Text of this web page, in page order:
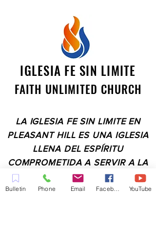
IGLESIA FE SIN LIMITE
FAITH UNLIMITED CHURCH
LA IGLESIA FE SIN LIMITE EN
PLEASANT HILL ES UNA IGLESIA
LLENA DEL ESPÍRITU
COMPROMETIDA A SERVIR A LA
COMUNIDAD EN EL CONDADO
DE CONTRA COSTA,
Bulletin Phone Email YouTube